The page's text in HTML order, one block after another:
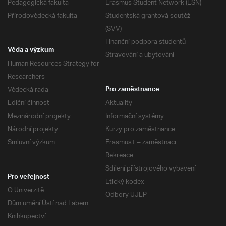
Přírodovědecká fakulta
Studentská grantová soutěž
(SVV)
Finanční podpora studentů
Stravování a ubytování
Věda a výzkum
Human Resources Strategy for
Researchers
Vědecká rada
Ediční činnost
Mezinárodní projekty
Národní projekty
Smluvní výzkum
Pro zaměstnance
Aktuality
Informační systémy
Kurzy pro zaměstnance
Erasmus+ – zaměstnaci
Rekreace
Sdílení přístrojového vybavení
Etický kodex
Odbory UJEP
Pro veřejnost
O Univerzitě
Dům umění Ústí nad Labem
Knihkupectví